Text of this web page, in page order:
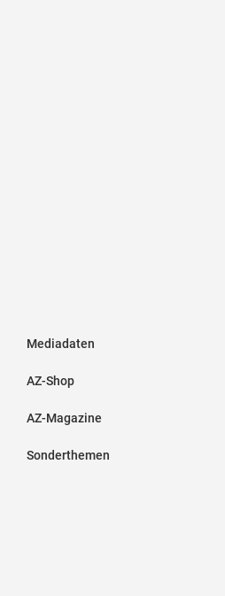
Mediadaten
AZ-Shop
AZ-Magazine
Sonderthemen